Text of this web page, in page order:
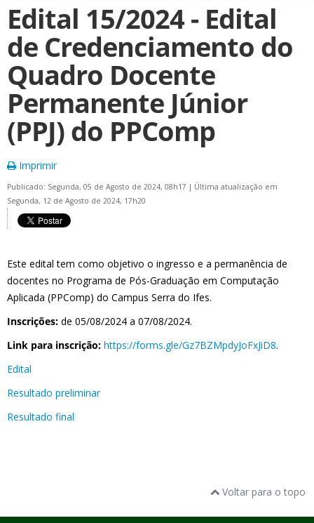
Edital 15/2024 - Edital
de Credenciamento do
Quadro Docente
Permanente Júnior
(PPJ) do PPComp
Imprimir
Publicado: Segunda, 05 de Agosto de 2024, 08h17 | Última atualização em
Segunda, 12 de Agosto de 2024, 17h20
Este edital tem como objetivo o ingresso e a permanência de
docentes no Programa de Pós-Graduação em Computação
Aplicada (PPComp) do Campus Serra do Ifes.
Inscrições: de 05/08/2024 a 07/08/2024.
Link para inscrição: https://forms.gle/Gz7BZMpdyJoFxJiD8.
Edital
Resultado preliminar
Resultado final
Voltar para o topo